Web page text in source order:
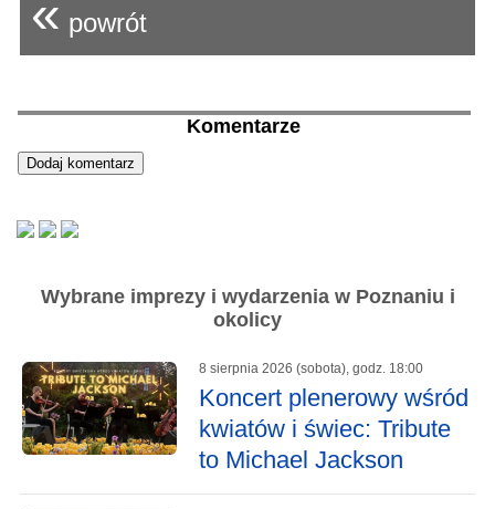
« powrót
Komentarze
Wybrane imprezy i wydarzenia w Poznaniu i
okolicy
8 sierpnia 2026 (sobota), godz. 18:00
Koncert plenerowy wśród
kwiatów i świec: Tribute
to Michael Jackson